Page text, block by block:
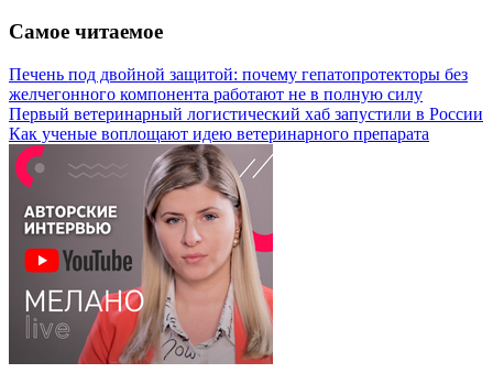
Самое читаемое
Печень под двойной защитой: почему гепатопротекторы без
желчегонного компонента работают не в полную силу
Первый ветеринарный логистический хаб запустили в России
Как ученые воплощают идею ветеринарного препарата